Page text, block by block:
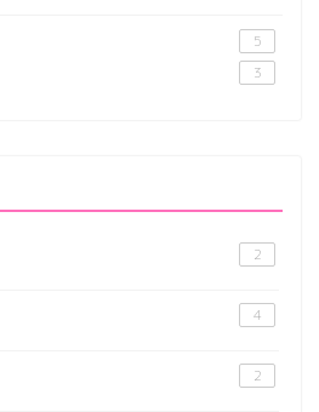
5
3
2
4
2